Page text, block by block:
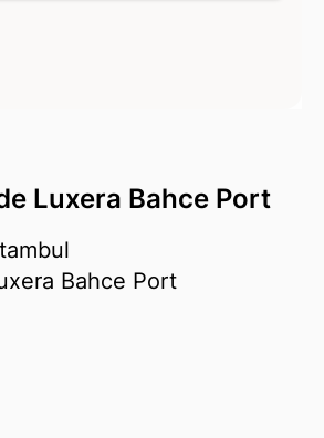
Luxera Bahce Port
Bahce Port